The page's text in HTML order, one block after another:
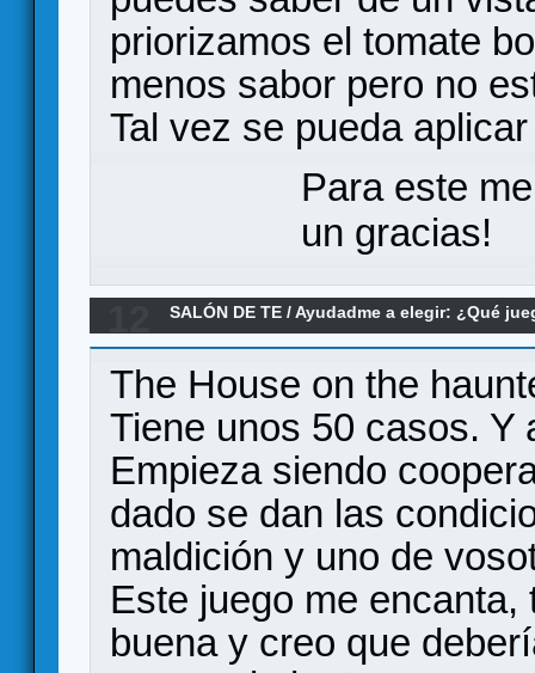
priorizamos el tomate
menos sabor pero no
Tal vez se pueda
Para este
un gracias!
SALÓN DE TE /Ayudadme a elegir: ¿Qué
The House on the
Tiene unos 50 casos. Y
Empieza siendo
dado se dan las
maldición y uno de
Este juego me
buena y creo que